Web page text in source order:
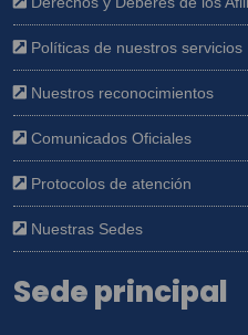
Políticas de nuestros servicios
Nuestros reconocimientos
Comunicados Oficiales
Protocolos de atención
Nuestras Sedes
Sede principal